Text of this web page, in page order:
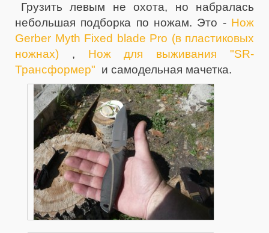
Грузить левым не охота, но набралась
небольшая подборка по ножам. Это - Нож
Gerber Myth Fixed blade Pro (в пластиковых
ножнах) , Нож для выживания "SR-
Трансформер" и самодельная мачетка.